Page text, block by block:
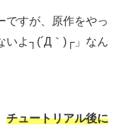
ですが、原作をやっ
いよ┐(´Д｀)┌」なん
チュートリアル後に